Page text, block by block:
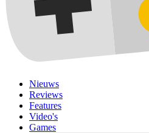
Nieuws
Reviews
Features
Video's
Games